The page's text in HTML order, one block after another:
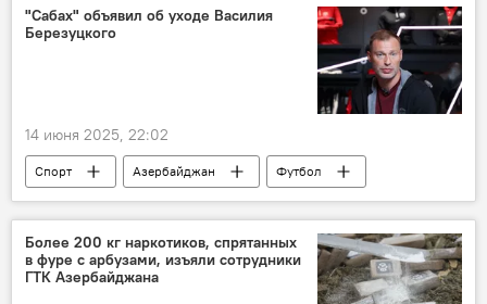
Телефонный разговор
Ближний Восток
Иран
"Сабах" объявил об уходе Василия
Березуцкого
14 июня 2025, 22:02
Спорт Азербайджан
Футбол
Тренер
наставник
ФК "Сабах"
Кубок Азербайджана по футболу
российский тренер Василий Березуцкий
Более 200 кг наркотиков, спрятанных
в фуре с арбузами, изъяли сотрудники
ГТК Азербайджана